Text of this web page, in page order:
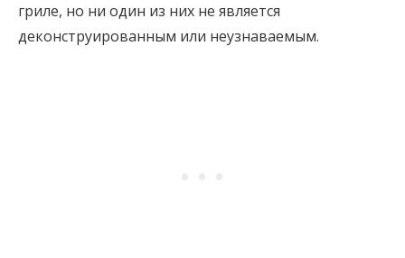
гриле, но ни один из них не является
деконструированным или неузнаваемым.